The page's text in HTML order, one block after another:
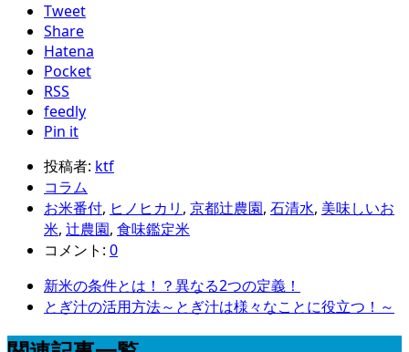
Tweet
Share
Hatena
Pocket
RSS
feedly
Pin it
投稿者: ktf
コラム
お米番付, ヒノヒカリ , 京都辻農園, 石清水, 美味しいお
米, 辻農園, 食味鑑定米
コメント: 0
新米の条件とは！？異なる2つの定義！
とぎ汁の活用方法～とぎ汁は様々なことに役立つ！～